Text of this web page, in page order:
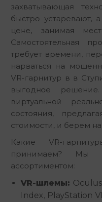
захватывающая
быстро устаревают,
цене, занимая
Самостоятельная
требует времени,
нарваться на
VR-гарнитур в в
выгодное
виртуальной
состояния,
стоимости, и берем
Какие VR-
принимаем? Мы
ассортиментом:
VR-шлемы:
Index, PlayStation